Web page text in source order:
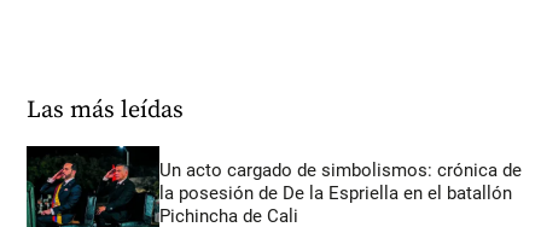
Las más leídas
Un acto cargado de simbolismos: crónica de
la posesión de De la Espriella en el batallón
Pichincha de Cali